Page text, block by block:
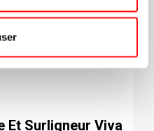
Et Surligneur Viva